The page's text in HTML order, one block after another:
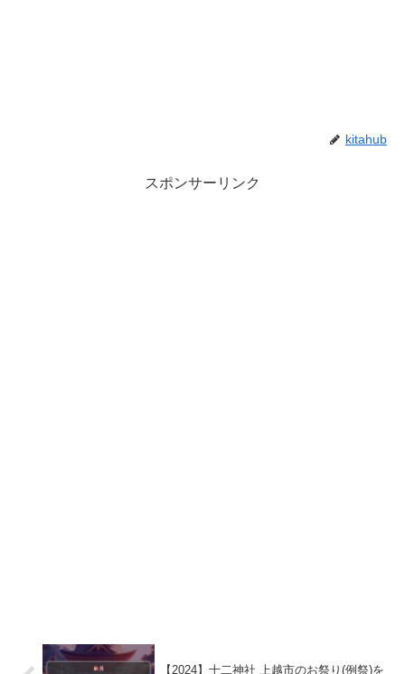
kitahub
スポンサーリンク
【2024】十二神社 上越市のお祭り(例祭)を